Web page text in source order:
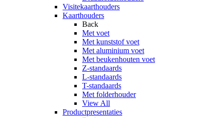
Visitekaarthouders
Kaarthouders
Back
Met voet
Met kunststof voet
Met aluminium voet
Met beukenhouten voet
Z-standaards
L-standaards
T-standaards
Met folderhouder
View All
Productpresentaties